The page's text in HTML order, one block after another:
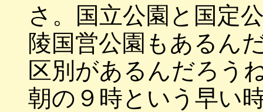
さ。国立公園と国定
陵国営公園もあるん
区別があるんだろう
朝の９時という早い